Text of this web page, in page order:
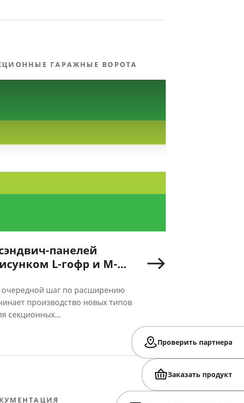
ГАРАЖНЫЕ ВОРОТА
панелей
L-гофр и М-
очередной шаг по расширению
производство новых типов
секционных...
Проверить партнера
Заказать продукт